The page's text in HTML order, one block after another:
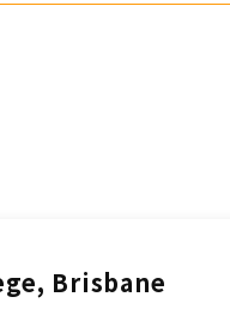
Brisbane